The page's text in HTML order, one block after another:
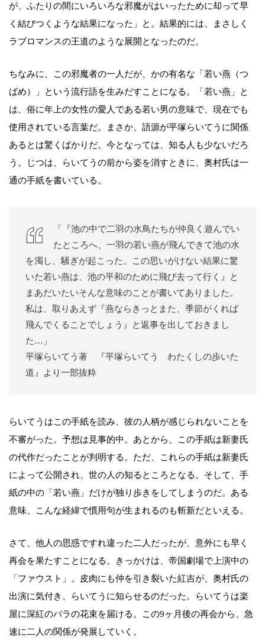
が、ふたりの間にいろいろな邪魔がはいったために却って早
く結びつくような結果になった」と。結果的には、まさしく
ラブロマンスの王道のような展開となったのだ。
ちなみに、この邪魔者の一人だが、かの有名な「若い燕（つ
ばめ）」という流行語を生みだすことになる。「若い燕」と
は、俗に年上の女性の愛人である若い男の意味で、現在でも
使用されている言葉だ。まさか、語源が平塚らいてうに関係
あるとは驚くばかりだ。今となっては、知る人も少ないだろ
う。じつは、らいてうの前から姿を消すときに、奥村氏は一
通の手紙を書いている。
「『池の中で二羽の水鳥たちが仲良く遊んでい
たところへ、一羽の若い燕が飛んできて池の水
を濁し、騒ぎが起こった。この思いがけない結果に驚
いた若い燕は、池の平和のために飛び去って行く』と
まあだいたいそんな意味のことが書いてありました。
私は、取りあえず『燕ならきっとまた、季節がくれば
飛んでくることでしょう』と返事を出しておきまし
た…」
平塚らいてう著 『平塚らいてう わたくしの歩いた
道』より一部抜粋
らいてうはこの手紙を読み、彼の人柄が感じられないことを
不審がった。予想は見事的中。あとから、この手紙は新妻氏
の代作だったことが判明する。ただ、これらの手紙は新妻氏
によって公開され、世の人の知るところとなる。そして、手
紙の中の「若い燕」だけが独り歩きをしてしまうのだ。ある
意味、こんな経緯で慣用句が生まれるのも斬新だといえる。
さて、他人の思惑ですれ違った二人だったが、意外にも早く
再会を果たすことになる。きっかけは、帝国劇場で上演中の
「ファウスト」。皮肉にも仲を引き裂いた紅吉が、奥村氏の
出演に気付き、らいてうに知らせるのだった。らいてうは楽
屋に深紅のバラの花束を届ける。この9ヶ月後の再会から、急
速に二人の関係が発展していく。